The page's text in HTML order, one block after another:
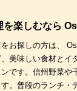
を楽しむなら
お探しの方は、
美味しい食材とイ
です。信州野菜や
。普段のランチ・